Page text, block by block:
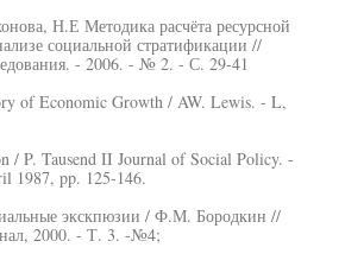
Н.Е Методика расчёта ресурсной
социальной стратификации //
- 2006. - № 2. - С. 29-41
of Economic Growth / AW. Lewis. - L,
/ P. Tausend II Journal of Social Policy. -
1987, pp. 125-146.
экскпюзии / Ф.М. Бородкин //
2000. - Т. 3. -№4;